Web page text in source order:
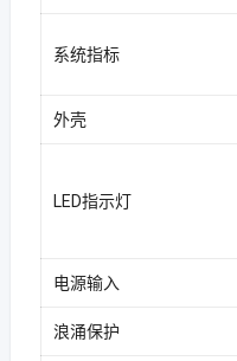
系统指标
外壳
LED指示灯
电源输入
浪涌保护